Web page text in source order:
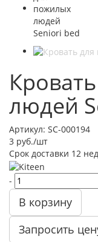
людей
Артикул: SC-000194
3 руб./шт
Срок доставки 12
-
В корзину
Запросить